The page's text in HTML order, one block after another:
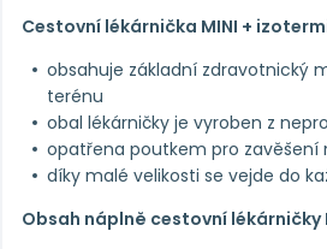
Cestovní lékárnička MINI +
obsahuje základní zdravotnický
terénu
obal lékárničky je vyroben z
opatřena poutkem pro zavěšení
díky malé velikosti se vejde do
Obsah náplně cestovní lékárničky